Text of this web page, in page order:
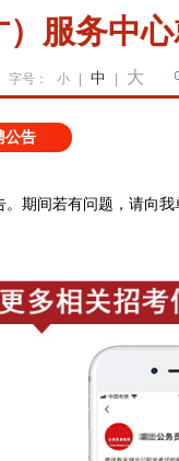
服务中
字号： 小 中 大
公告
。 期间若有问题，请向我